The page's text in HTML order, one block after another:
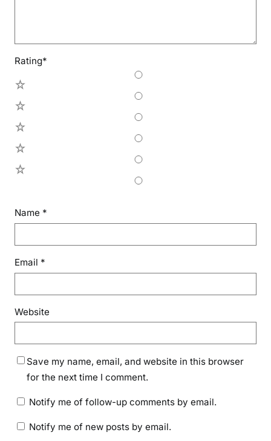
Rating*
Name *
Email *
Website
Save my name, email, and website in this browser
for the next time I comment.
Notify me of follow-up comments by email.
Notify me of new posts by email.